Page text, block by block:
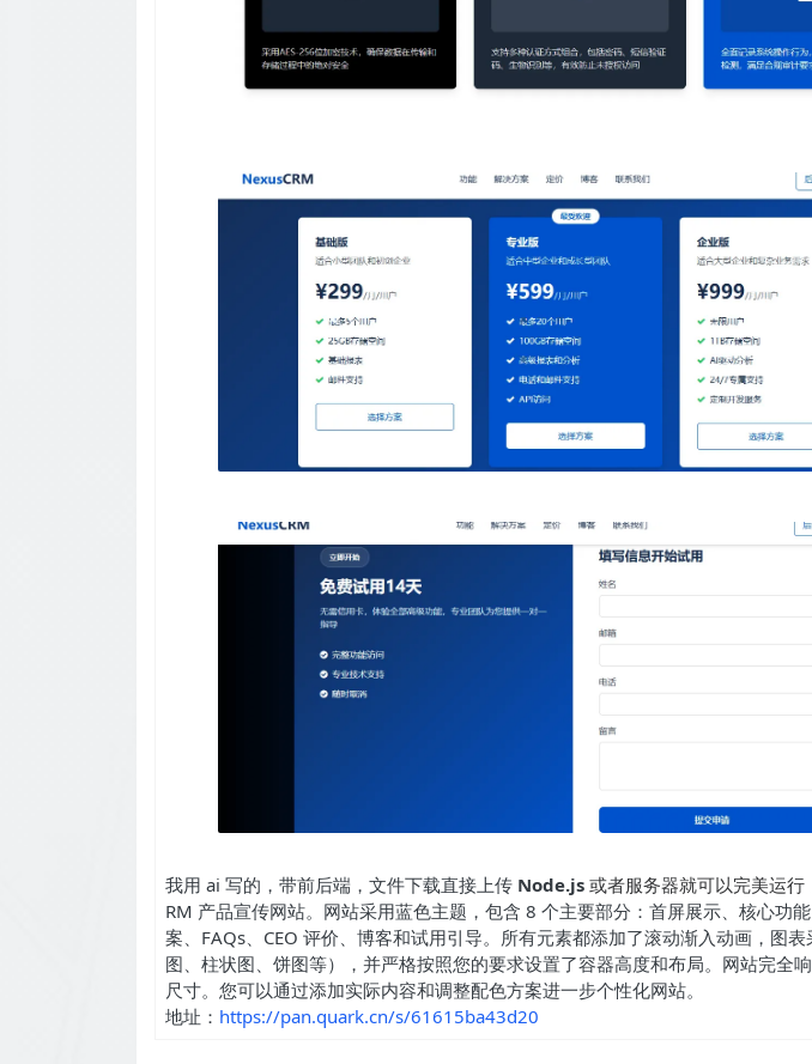
我用 ai 写的，带前后端，文件下载直接上传 Node.js 或者服务器就可以完美运行
RM 产品宣传网站。网站采用蓝色主题，包含 8 个主要部分：首屏展示、核心功
案、FAQs、CEO 评价、博客和试用引导。所有元素都添加了滚动渐入动画，图
图、柱状图、饼图等），并严格按照您的要求设置了容器高度和布局。网站完全
尺寸。您可以通过添加实际内容和调整配色方案进一步个性化网站。
地址： https://pan.quark.cn/s/61615ba43d20